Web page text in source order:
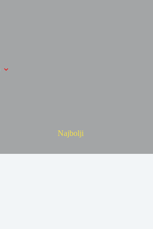
Najbolji